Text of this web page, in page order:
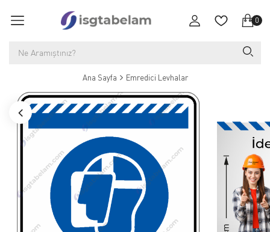
0
Ana Sayfa Emredici Levhalar